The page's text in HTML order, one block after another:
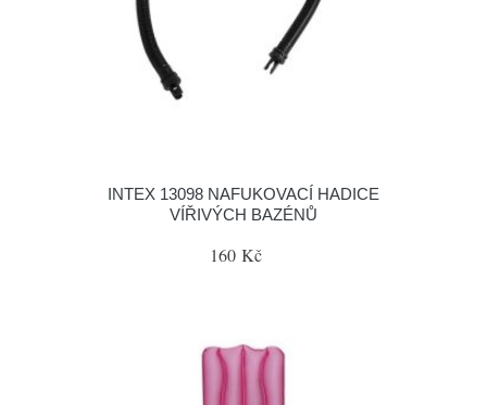
INTEX 13098 NAFUKOVACÍ HADICE
VÍŘIVÝCH BAZÉNŮ
160 Kč